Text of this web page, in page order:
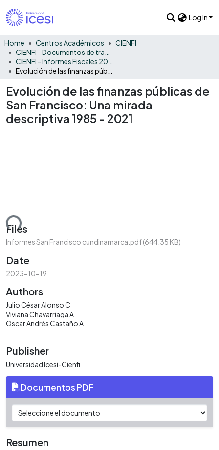
Log In
Home Centros Académicos
CIENFI
Evolución de las finanzas públicas de
San Francisco: Una mirada
descriptiva 1985 - 2021
Files
Informes San Francisco cundinamarca.pdf(644.35 KB)
Date
2023-10-19
Authors
Julio César Alonso C
Viviana Chavarriaga A
Oscar Andrés Castaño A
Publisher
Universidad Icesi-Cienfi
Documentos PDF
Resumen